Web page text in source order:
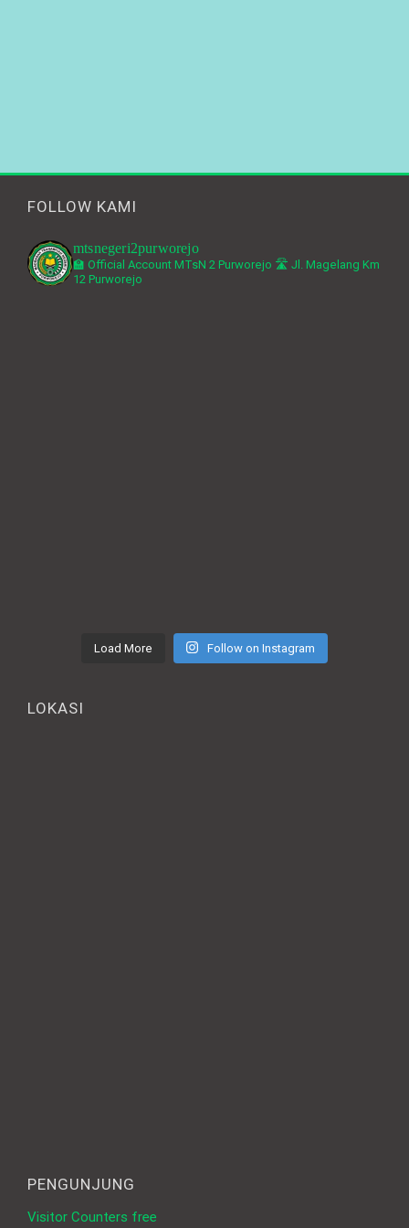
FOLLOW KAMI
mtsnegeri2purworejo
🏫 Official Account MTsN 2 Purworejo 🛣️ Jl. Magelang Km
12 Purworejo
Load More Follow on Instagram
LOKASI
PENGUNJUNG
Visitor Counters free